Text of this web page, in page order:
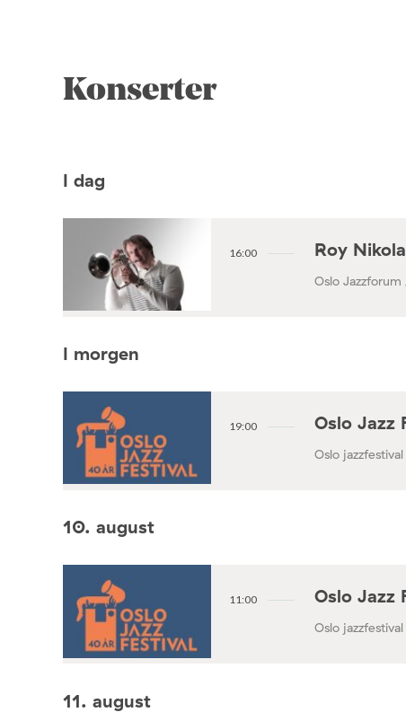
Konserter
I dag
16:00 Roy
Oslo
I morgen
19:00 Oslo Jazz
Oslo
10. august
11:00 Oslo Jazz
Oslo
11. august